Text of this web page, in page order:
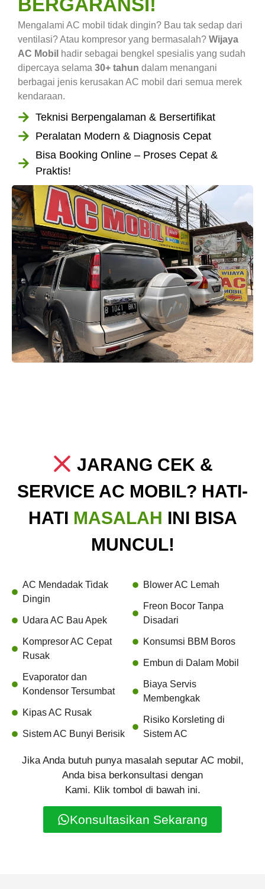
BERGARANSI!
Mengalami AC mobil tidak dingin? Bau tak sedap dari
ventilasi? Atau kompresor yang bermasalah? Wijaya
AC Mobil hadir sebagai bengkel spesialis yang sudah
dipercaya selama 30+ tahun dalam menangani
berbagai jenis kerusakan AC mobil dari semua merek
kendaraan.
Teknisi Berpengalaman & Bersertifikat
Peralatan Modern & Diagnosis Cepat
Bisa Booking Online – Proses Cepat &
Praktis!
JARANG CEK &
SERVICE AC MOBIL? HATI-
HATI MASALAH INI BISA
MUNCUL!
AC Mendadak Tidak
Dingin
Udara AC Bau Apek
Kompresor AC Cepat
Rusak
Evaporator dan
Kondensor Tersumbat
Kipas AC Rusak
Sistem AC Bunyi Berisik
Blower AC Lemah
Freon Bocor Tanpa
Disadari
Konsumsi BBM Boros
Embun di Dalam Mobil
Biaya Servis
Membengkak
Risiko Korsleting di
Sistem AC
Jika Anda butuh punya masalah seputar AC mobil,
Anda bisa berkonsultasi dengan
Kami. Klik tombol di bawah ini.
Konsultasikan Sekarang